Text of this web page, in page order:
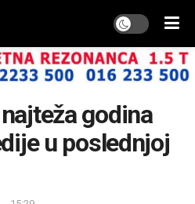
godina
u poslednjoj